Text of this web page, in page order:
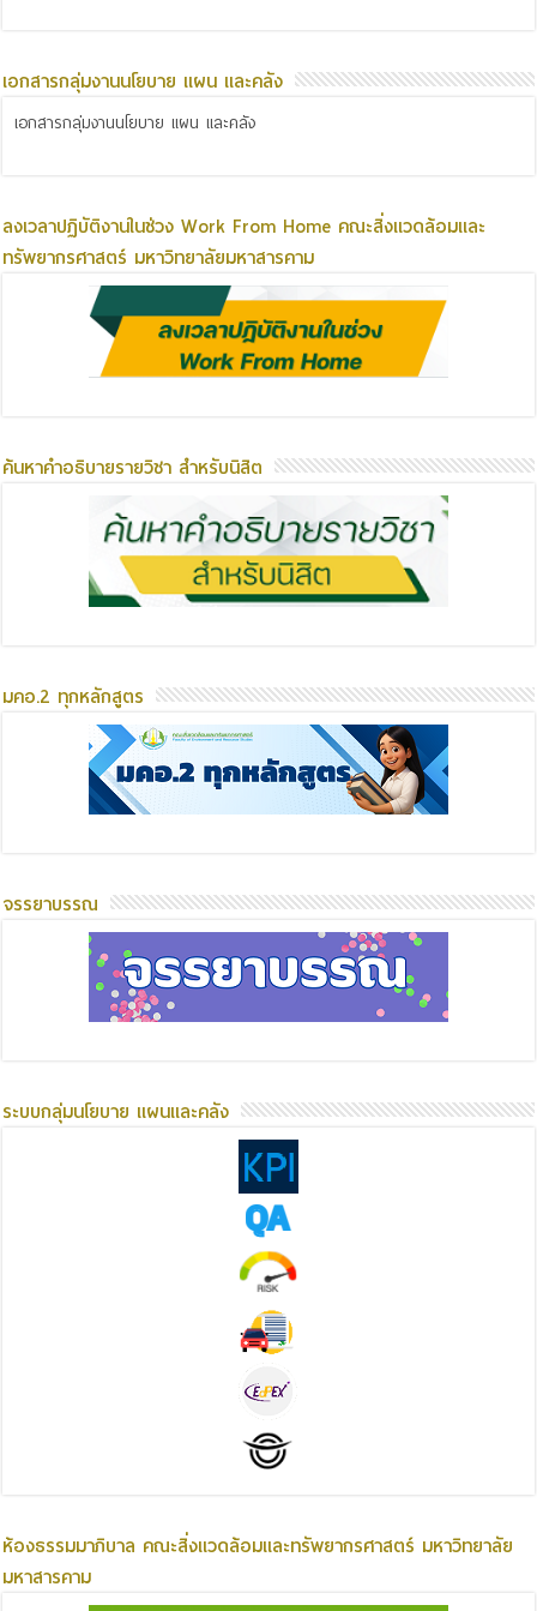
เอกสารกลุ่มงานนโยบาย แผน และคลัง
เอกสารกลุ่มงานนโยบาย แผน และคลัง
ลงเวลาปฏิบัติงานในช่วง Work From Home คณะสิ่งแวดล้อมและ
ทรัพยากรศาสตร์ มหาวิทยาลัยมหาสารคาม
ค้นหาคำอธิบายรายวิชา สำหรับนิสิต
มคอ.2 ทุกหลักสูตร
จรรยาบรรณ
ระบบกลุ่มนโยบาย แผนและคลัง
ห้องธรรมมาภิบาล คณะสิ่งแวดล้อมและทรัพยากรศาสตร์ มหาวิทยาลัย
มหาสารคาม